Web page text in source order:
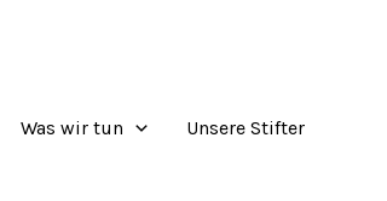
Was wir tun Unsere Stifter